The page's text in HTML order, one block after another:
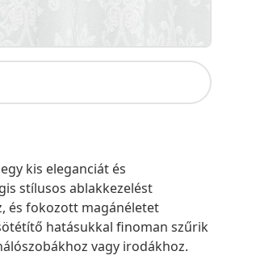
kis eleganciát és
stílusos ablakkezelést
és fokozott magánéletet
hatásukkal finoman szűrik
vagy irodákhoz.